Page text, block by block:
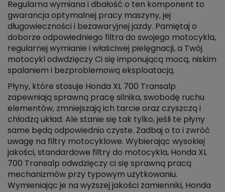
Regularna wymiana i dbałość o ten komponent to
gwarancja optymalnej pracy maszyny, jej
długowieczności i bezawaryjnej jazdy. Pamiętaj o
doborze odpowiedniego filtra do swojego motocykla,
regularnej wymianie i właściwej pielęgnacji, a Twój
motocykl odwdzięczy Ci się imponującą mocą, niskim
spalaniem i bezproblemową eksploatacją.
Płyny, które stosuje Honda XL 700 Transalp
zapewniają sprawną pracę silnika, swobodę ruchu
elementów, zmniejszają ich tarcie oraz czyszczą i
chłodzą układ. Ale stanie się tak tylko, jeśli te płyny
same będą odpowiednio czyste. Zadbaj o to i zwróć
uwagę na filtry motocyklowe. Wybierając wysokiej
jakości, standardowe filtry do motocykla, Honda XL
700 Transalp odwdzięczy ci się sprawną pracą
mechanizmów przy typowym użytkowaniu.
Wymieniając je na wyższej jakości zamienniki, Honda